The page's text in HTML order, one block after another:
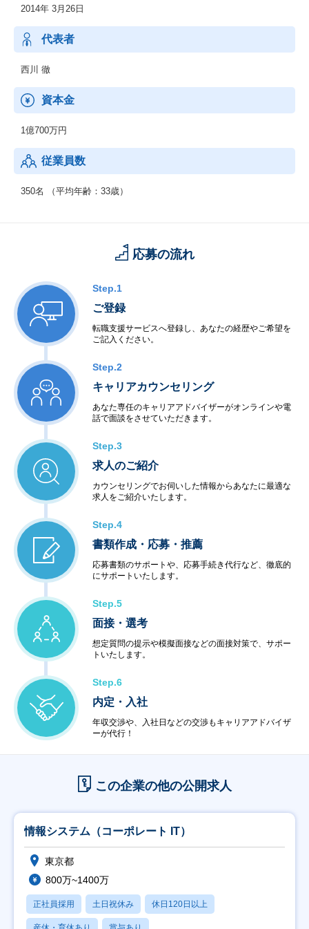
・PyTorchユーザ向けに深層強化学習ライブラリ「PFRL」
2014年 3月26日
代表者
西川 徹
資本金
1億700万円
従業員数
350名 （平均年齢：33歳）
応募の流れ
Step.1
ご登録
転職支援サービスへ登録し、あなたの経歴やご希望を
ご記入ください。
Step.2
キャリアカウンセリング
あなた専任のキャリアアドバイザーがオンラインや電
話で面談をさせていただきます。
Step.3
求人のご紹介
カウンセリングでお伺いした情報からあなたに最適な
求人をご紹介いたします。
Step.4
書類作成・応募・推薦
応募書類のサポートや、応募手続き代行など、徹底的
にサポートいたします。
Step.5
面接・選考
想定質問の提示や模擬面接などの面接対策で、サポー
トいたします。
Step.6
内定・入社
年収交渉や、入社日などの交渉もキャリアアドバイザ
ーが代行！
この企業の他の公開求人
情報システム（コーポレート IT）
東京都
800万~1400万
正社員採用 土日祝休み 休日120日以上